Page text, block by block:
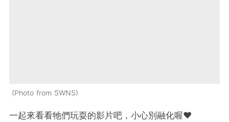
Photo from SWNS
一起來看看牠們玩耍的影片吧，小心別融化喔❤